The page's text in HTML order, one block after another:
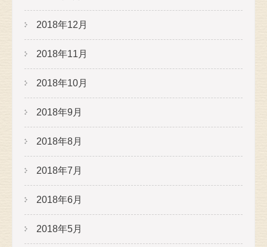
2018年12月
2018年11月
2018年10月
2018年9月
2018年8月
2018年7月
2018年6月
2018年5月